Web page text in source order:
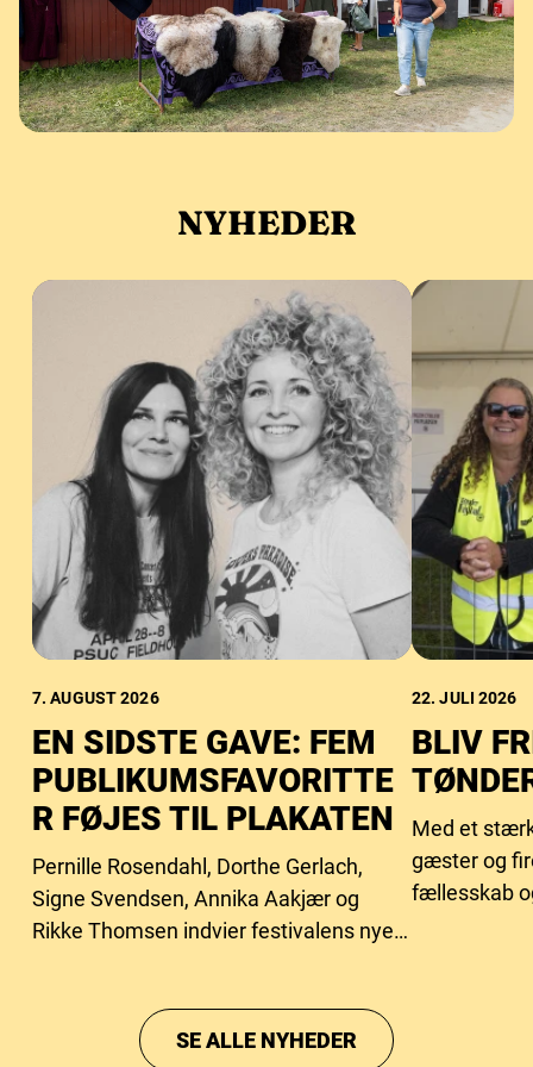
NYHEDER
7. AUGUST 2026
EN SIDSTE GAVE: FEM
PUBLIKUMSFAVORITTE
R FØJES TIL PLAKATEN
Pernille Rosendahl, Dorthe Gerlach,
Signe Svendsen, Annika Aakjær og
Rikke Thomsen indvier festivalens nye
22. JULI 2026
BLIV
Med et
gæster og
fællesskab
SE ALLE NYHEDER